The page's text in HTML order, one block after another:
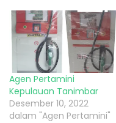
Agen Pertamini
Kepulauan Tanimbar
Desember 10, 2022
dalam "Agen Pertamini"